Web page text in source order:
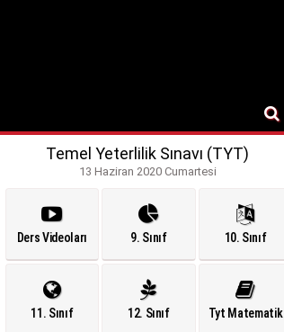
Temel Yeterlilik Sınavı (TYT)
13 Haziran 2020 Cumartesi
Ders Videoları 9. Sınıf 10. Sınıf
11. Sınıf 12. Sınıf Tyt Matematik